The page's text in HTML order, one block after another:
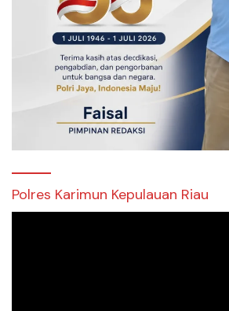
Polres Karimun Kepulauan Riau